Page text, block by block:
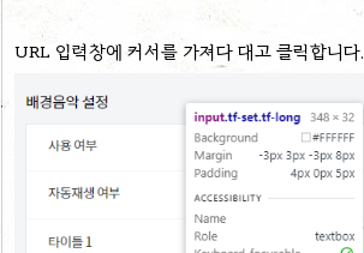
URL 입력창에 커서를 가져다 대고 클릭합니다.